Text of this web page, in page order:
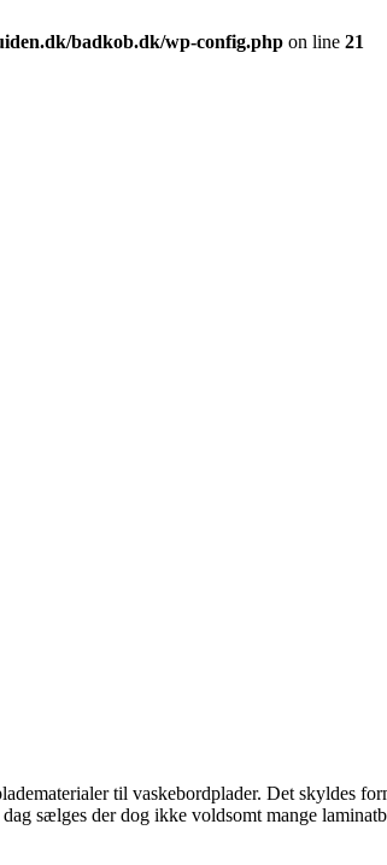
badkob.dk/wp-config.php on line 21
til vaskebordplader. Det skyldes
sælges der dog ikke voldsomt mange